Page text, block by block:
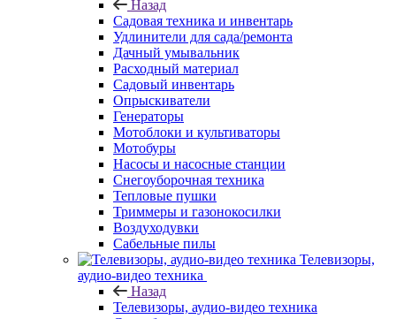
Назад
Садовая техника и инвентарь
Удлинители для сада/ремонта
Дачный умывальник
Расходный материал
Садовый инвентарь
Опрыскиватели
Генераторы
Мотоблоки и культиваторы
Мотобуры
Насосы и насосные станции
Снегоуборочная техника
Тепловые пушки
Триммеры и газонокосилки
Воздуходувки
Сабельные пилы
Телевизоры,
аудио-видео техника
Назад
Телевизоры, аудио-видео техника